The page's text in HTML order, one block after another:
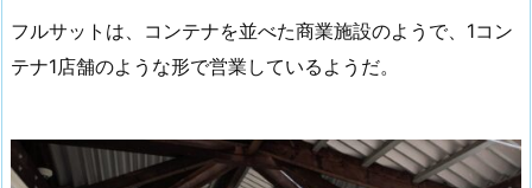
フルサットは、コンテナを並べた商業施設のようで、1コン
テナ1店舗のような形で営業しているようだ。